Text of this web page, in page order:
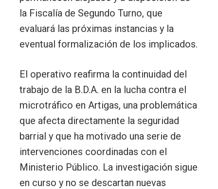
la Fiscalía de Segundo Turno, que
evaluará las próximas instancias y la
eventual formalización de los implicados.
El operativo reafirma la continuidad del
trabajo de la B.D.A. en la lucha contra el
microtráfico en Artigas, una problemática
que afecta directamente la seguridad
barrial y que ha motivado una serie de
intervenciones coordinadas con el
Ministerio Público. La investigación sigue
en curso y no se descartan nuevas